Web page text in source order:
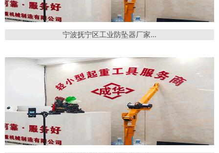
宁波抚宁区工业防坠器厂家...